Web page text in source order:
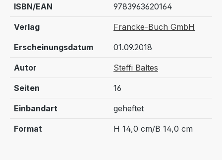
ISBN/EAN 9783963620164
Verlag Francke-Buch GmbH
Erscheinungsdatum 01.09.2018
Autor Steffi Baltes
Seiten 16
Einbandart geheftet
Format H 14,0 cm/B 14,0 cm